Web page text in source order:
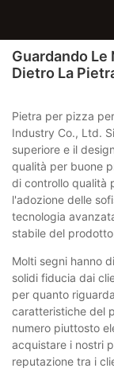
Guardando
Dietro La
Pietra per pizza
Industry Co., Ltd.
superiore e il
qualità per buone
di controllo qualità
l'adozione delle
tecnologia
stabile del
Molti segni hanno
solidi fiducia dai
per quanto
caratteristiche del
numero piuttosto
acquistare i nostri
reputazione tra i